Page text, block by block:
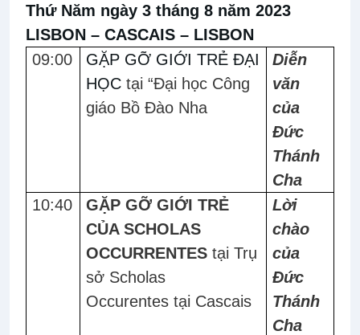
Thứ Năm ngày 3 tháng 8 năm 2023
LISBON – CASCAIS – LISBON
09:00
GẶP GỠ GIỚI TRẺ ĐẠI
HỌC tại “Đại học Công
giáo Bồ Đào Nha
Diễn
văn
của
Đức
Thánh
Cha
10:40
GẶP GỠ GIỚI TRẺ
CỦA SCHOLAS
OCCURRENTEStại Trụ
sở Scholas
Occurentes tại Cascais
Lời
chào
của
Đức
Thánh
Cha